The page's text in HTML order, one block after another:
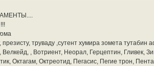
презисту, труваду ,сутент хумира зомета
, Вотриент, Неорал, Герцептин, Гливек,
Октагам, Октреотид, Пегасис, Пегие трон,